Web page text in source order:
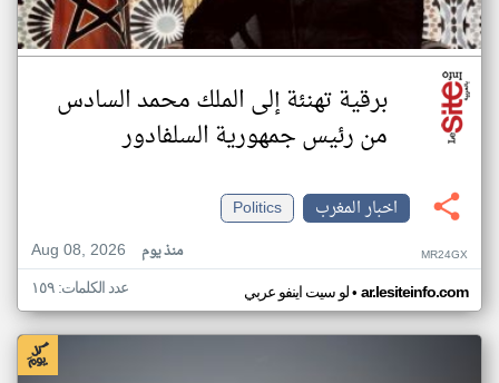
برقية تهنئة إلى الملك محمد السادس
من رئيس جمهورية السلفادور
اخبار المغرب
Politics
Aug 08, 2026
منذ يوم MR24GX
لو سيت اينفو عربي• ar.lesiteinfo.com عدد الكلمات: ١٥٩